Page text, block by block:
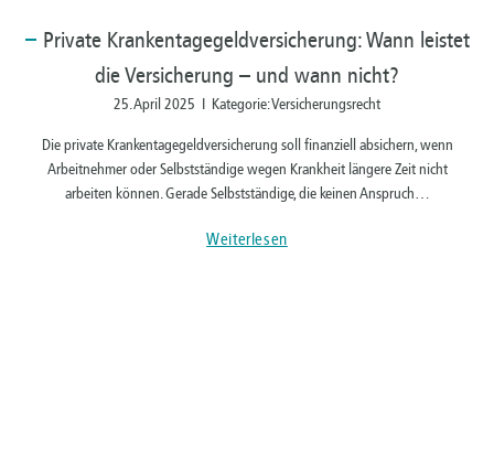
PrivateKrankentagegeldversicherung: Wann leistet
die Versicherung – und wann nicht?
25. April 2025 I Kategorie: Versicherungsrecht
Die private Krankentagegeldversicherung soll finanziell absichern, wenn
Arbeitnehmer oder Selbstständige wegen Krankheit längere Zeit nicht
arbeiten können. Gerade Selbstständige, die keinen Anspruch…
Weiterlesen